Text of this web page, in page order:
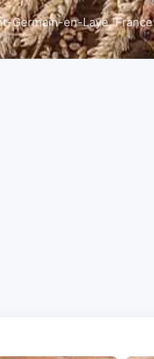
Germain-en-Laye, France